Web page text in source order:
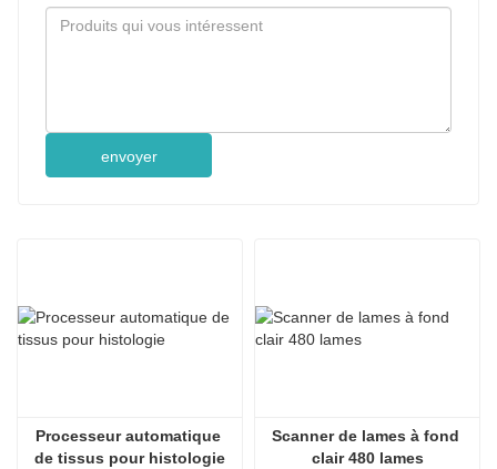
envoyer
Processeur automatique
de tissus pour histologie
Scanner de lames à fond
clair 480 lames